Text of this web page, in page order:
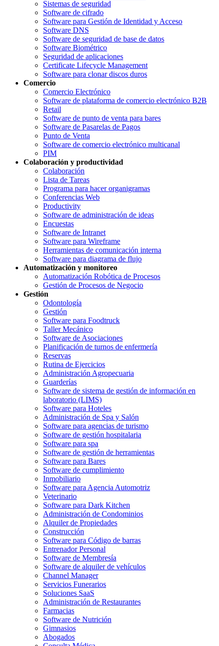
Sistemas de seguridad
Software de cifrado
Software para Gestión de Identidad y Acceso
Software DNS
Software de seguridad de base de datos
Software Biométrico
Seguridad de aplicaciones
Certificate Lifecycle Management
Software para clonar discos duros
Comercio
Comercio Electrónico
Software de plataforma de comercio electrónico B2B
Retail
Software de punto de venta para bares
Software de Pasarelas de Pagos
Punto de Venta
Software de comercio electrónico multicanal
PIM
Colaboración y productividad
Colaboración
Lista de Tareas
Programa para hacer organigramas
Conferencias Web
Productivity
Software de administración de ideas
Encuestas
Software de Intranet
Software para Wireframe
Herramientas de comunicación interna
Software para diagrama de flujo
Automatización y monitoreo
Automatización Robótica de Procesos
Gestión de Procesos de Negocio
Gestión
Odontología
Gestión
Software para Foodtruck
Taller Mecánico
Software de Asociaciones
Planificación de turnos de enfermería
Reservas
Rutina de Ejercicios
Administración Agropecuaria
Guarderías
Software de sistema de gestión de información en
laboratorio (LIMS)
Software para Hoteles
Administración de Spa y Salón
Software para agencias de turismo
Software de gestión hospitalaria
Software para spa
Software de gestión de herramientas
Software para Bares
Software de cumplimiento
Inmobiliario
Software para Agencia Automotriz
Veterinario
Software para Dark Kitchen
Administración de Condominios
Alquiler de Propiedades
Construcción
Software para Código de barras
Entrenador Personal
Software de Membresía
Software de alquiler de vehículos
Channel Manager
Servicios Funerarios
Soluciones SaaS
Administración de Restaurantes
Farmacias
Software de Nutrición
Gimnasios
Abogados